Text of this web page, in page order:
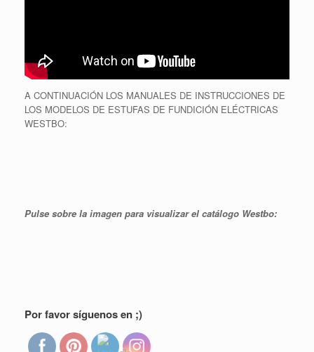
A CONTINUACIÓN LOS MANUALES DE INSTRUCCIONES DE
LOS MODELOS DE ESTUFAS DE FUNDICIÓN ELÉCTRICAS
WESTBO:
Pulse sobre la imagen para visualizar el catálogo Westbo:
Por favor síguenos en ;)